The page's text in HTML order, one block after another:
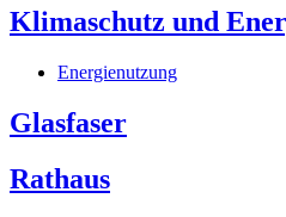
Klimaschutz und
Energienutzung
Glasfaser
Rathaus